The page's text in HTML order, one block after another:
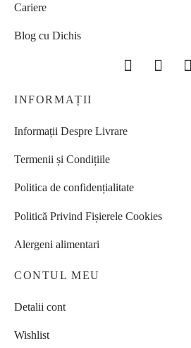
INFORMAȚII
Informații Despre Livrare
Termenii și Condițiile
Politica de confidențialitate
Politică Privind Fișierele Cookies
Alergeni alimentari
CONTUL MEU
Detalii cont
Wishlist
Cariere
Blog cu Dichis